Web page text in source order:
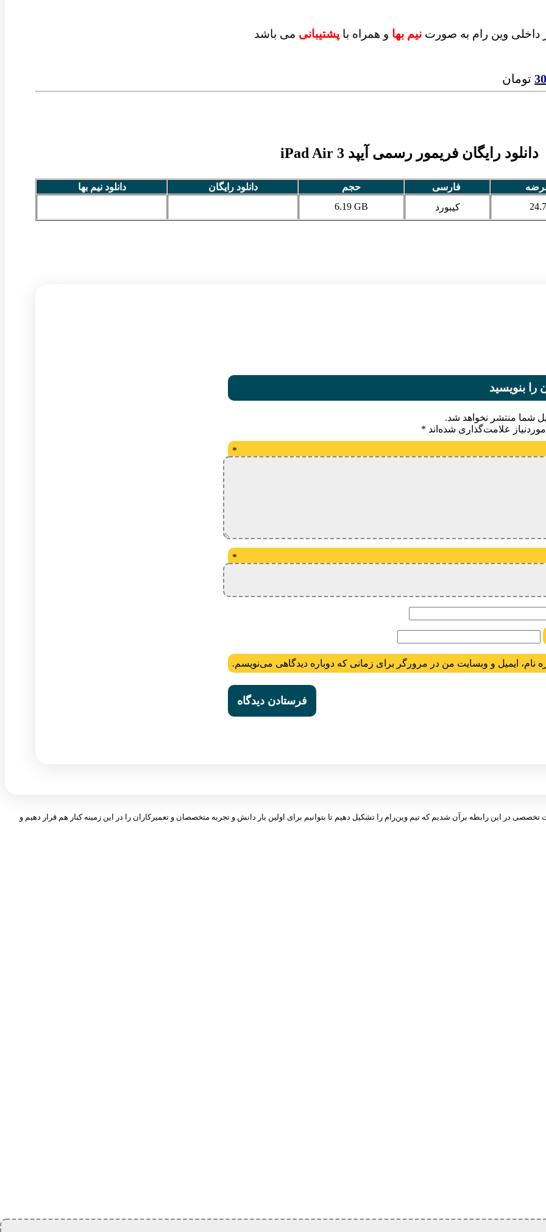
داخلی وین رام به صورت نیم بها و همراه با پشتیبانی می باشد
تومان
دانلود رایگان فریمور رسمی آیپد iPad Air 3
فارسی حجم دانلود رایگان
دانلود نیم بها
کیبورد 6.19 GB
را بنویسید
شما منتشر نخواهد شد.
علامت‌گذاری شده‌اند *
*
*
نام، ایمیل و وبسایت من در مرورگر برای زمانی که دوباره دیدگاهی می‌نویسم.
در این رابطه برآن شدیم که تیم وین‌رام را تشکیل دهیم تا بتوانیم برای اولین بار دانش و تجربه متخصصان و تعمیرکاران را در این زمینه کنار هم قرار دهیم و